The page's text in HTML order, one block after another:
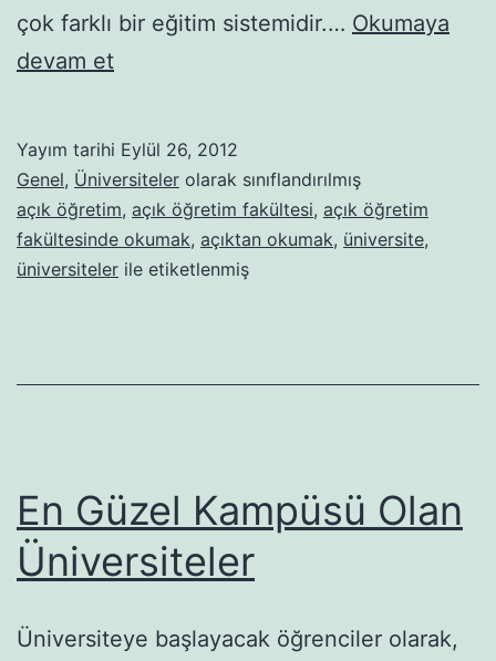
çok farklı bir eğitim sistemidir.… Okumaya
devam etAçık
Okumak
Yayım tarihi Eylül 26, 2012
Genel, Üniversiteler olarak sınıflandırılmış
açık öğretim, açık öğretim fakültesi, açık öğretim
fakültesinde okumak, açıktan okumak, üniversite,
üniversiteler ile etiketlenmiş
En Güzel Kampüsü Olan
Üniversiteler
Üniversiteye başlayacak öğrenciler olarak,